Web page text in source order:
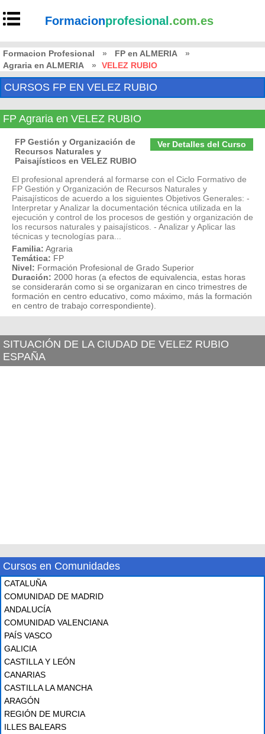
Formacionprofesional .com.es
Formacion Profesional » FP en ALMERIA
»
Agraria en ALMERIA
» VELEZ RUBIO
CURSOS FP EN VELEZ RUBIO
FP Agraria en VELEZ RUBIO
Ver Detalles del Curso
FP Gestión y Organización de
Recursos Naturales y
Paisajísticos en VELEZ RUBIO
El profesional aprenderá al formarse con el Ciclo Formativo de
FP Gestión y Organización de Recursos Naturales y
Paisajísticos de acuerdo a los siguientes Objetivos Generales: -
Interpretar y Analizar la documentación técnica utilizada en la
ejecución y control de los procesos de gestión y organización de
los recursos naturales y paisajísticos. - Analizar y Aplicar las
técnicas y tecnologías para...
Familia: Agraria
Temática: FP
Nivel: Formación Profesional de Grado Superior
Duración: 2000 horas (a efectos de equivalencia, estas horas
se considerarán como si se organizaran en cinco trimestres de
formación en centro educativo, como máximo, más la formación
en centro de trabajo correspondiente).
SITUACIÓN DE LA CIUDAD DE VELEZ RUBIO
ESPAÑA
Cursos en Comunidades
CATALUÑA
COMUNIDAD DE MADRID
ANDALUCÍA
COMUNIDAD VALENCIANA
PAÍS VASCO
GALICIA
CASTILLA Y LEÓN
CANARIAS
CASTILLA LA MANCHA
ARAGÓN
REGIÓN DE MURCIA
ILLES BALEARS